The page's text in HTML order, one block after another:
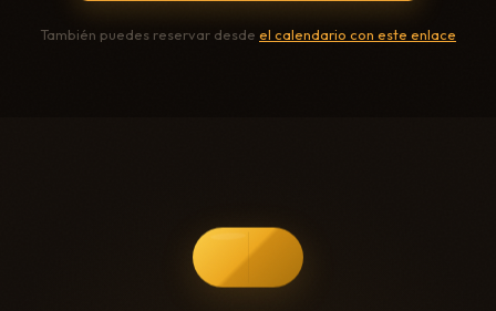
También puedes reservar desde el calendario con este enlace